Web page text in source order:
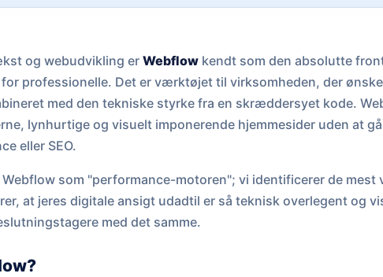
og webudvikling er Webflowkendt som den absolutte
professionelle. Det er værktøjet til virksomheden, der
med den tekniske styrke fra en skræddersyet kode.
lynhurtige og visuelt imponerende hjemmesider uden at
eller SEO.
som "performance-motoren"; vi identificerer de
at jeres digitale ansigt udadtil er så teknisk overlegent og
med det samme.